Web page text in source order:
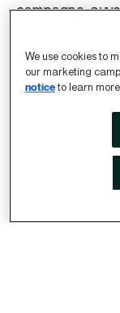
campagne,
miglioramento
video, con lo
Sfruttare
di Index
We use cookies to
our marketing
noticeto learn